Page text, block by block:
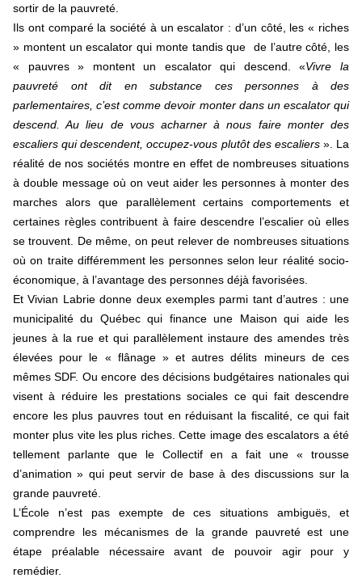
sortir de la pauvreté.
Ils ont comparé la société à un escalator : d’un côté, les « riches
» montent un escalator qui monte tandis que de l’autre côté, les
« pauvres » montent un escalator qui descend. «Vivre la
pauvreté ont dit en substance ces personnes à des
parlementaires, c’est comme devoir monter dans un escalator qui
descend. Au lieu de vous acharner à nous faire monter des
escaliers qui descendent, occupez-vous plutôt des escaliers». La
réalité de nos sociétés montre en effet de nombreuses situations
à double message où on veut aider les personnes à monter des
marches alors que parallèlement certains comportements et
certaines règles contribuent à faire descendre l’escalier où elles
se trouvent. De même, on peut relever de nombreuses situations
où on traite différemment les personnes selon leur réalité socio-
économique, à l’avantage des personnes déjà favorisées.
Et Vivian Labrie donne deux exemples parmi tant d’autres : une
municipalité du Québec qui finance une Maison qui aide les
jeunes à la rue et qui parallèlement instaure des amendes très
élevées pour le « flânage » et autres délits mineurs de ces
mêmes SDF. Ou encore des décisions budgétaires nationales qui
visent à réduire les prestations sociales ce qui fait descendre
encore les plus pauvres tout en réduisant la fiscalité, ce qui fait
monter plus vite les plus riches. Cette image des escalators a été
tellement parlante que le Collectif en a fait une « trousse
d’animation » qui peut servir de base à des discussions sur la
grande pauvreté.
L’École n’est pas exempte de ces situations ambiguës, et
comprendre les mécanismes de la grande pauvreté est une
étape préalable nécessaire avant de pouvoir agir pour y
remédier.